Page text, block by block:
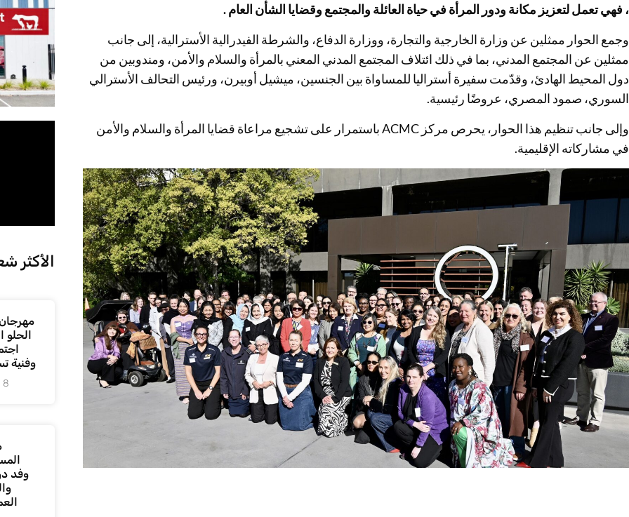
، فهي تعمل لتعزيز مكانة ودور المرأة في حياة العائلة والمجتمع وقضايا الشأن العام .
وجمع الحوار ممثلين عن وزارة الخارجية والتجارة، ووزارة الدفاع، والشرطة الفيدرالية الأسترالية، إلى جانب
ممثلين عن المجتمع المدني، بما في ذلك ائتلاف المجتمع المدني المعني بالمرأة والسلام والأمن، ومندوبين من
دول المحيط الهادئ، وقدّمت سفيرة أستراليا للمساواة بين الجنسين، ميشيل أوبيرن، ورئيس التحالف الأسترالي
السوري، صمود المصري، عروضًا رئيسية.
وإلى جانب تنظيم هذا الحوار، يحرص مركز ACMC باستمرار على تشجيع مراعاة قضايا المرأة والسلام والأمن
في مشاركاته الإقليمية.
الأكثر
وفنية
8 أغسطس، 2026
وفد